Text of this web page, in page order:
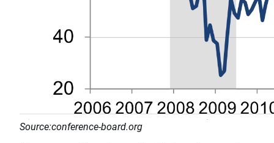
Source:conference-board.org